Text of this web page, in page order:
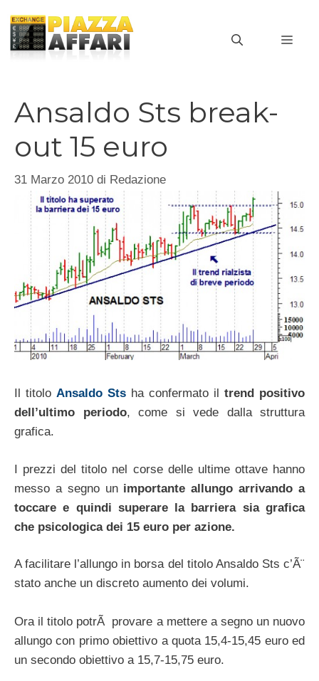
contenuto
Ansaldo Sts break-
out 15 euro
31 Marzo 2010 di Redazione
Il titolo Ansaldo Sts ha confermato il trend positivo
dell’ultimo periodo, come si vede dalla struttura
grafica.
I prezzi del titolo nel corse delle ultime ottave hanno
messo a segno un importante allungo arrivando a
toccare e quindi superare la barriera sia grafica
che psicologica dei 15 euro per azione.
A facilitare l’allungo in borsa del titolo Ansaldo Sts c’Ã¨
stato anche un discreto aumento dei volumi.
Ora il titolo potrÃ provare a mettere a segno un nuovo
allungo con primo obiettivo a quota 15,4-15,45 euro ed
un secondo obiettivo a 15,7-15,75 euro.